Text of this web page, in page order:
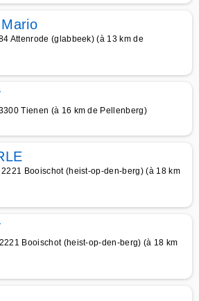
Attenrode (glabbeek) (à 13 km de
Tienen (à 16 km de Pellenberg)
2221 Booischot (heist-op-den-berg) (à 18 km
Booischot (heist-op-den-berg) (à 18 km